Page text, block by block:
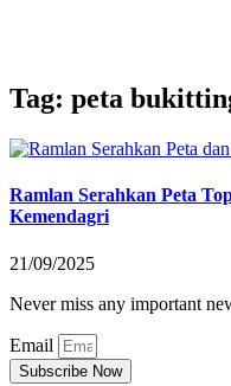
Tag: peta
Ramlan Serahkan Peta
Kemendagri
21/09/2025
Never miss any important
Email
Subscribe Now